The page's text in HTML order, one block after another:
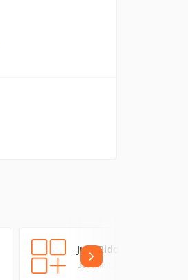
Just Riddles
Версия: 1.0.0.0